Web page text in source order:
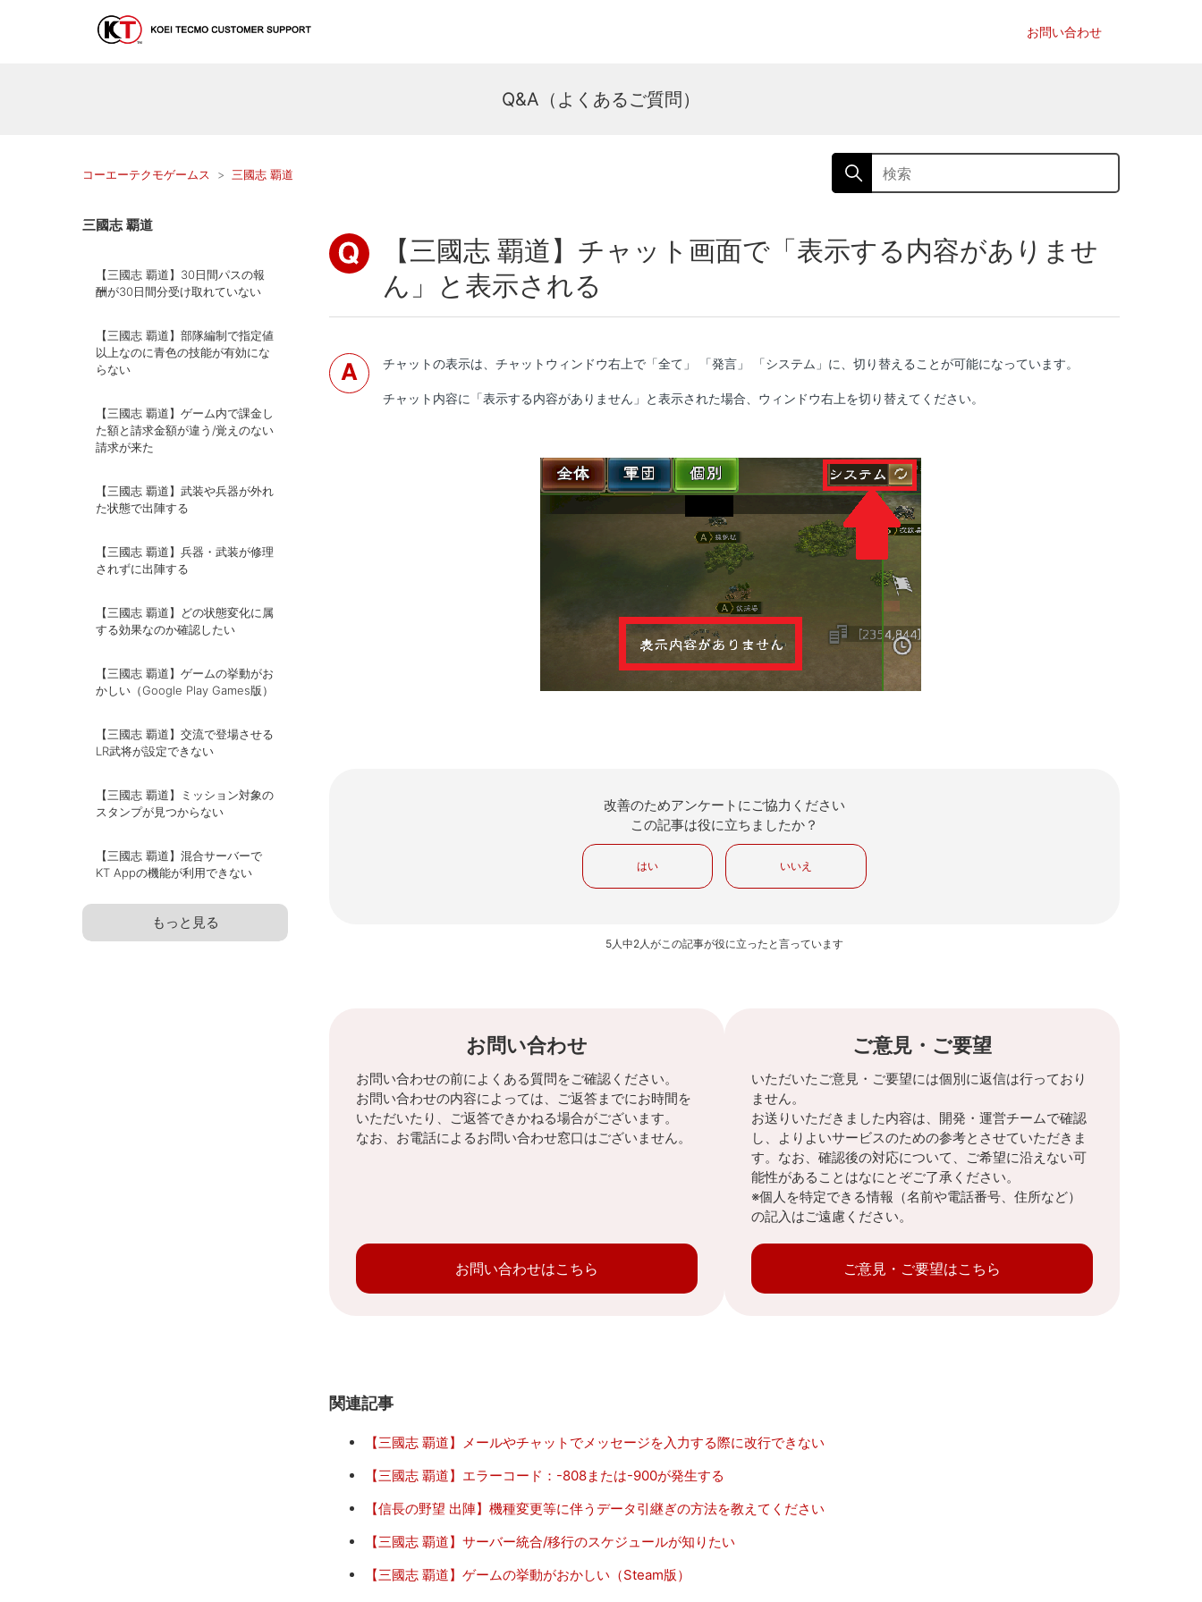
お問い合わせ
Q&A（よくあるご質問）
コーエーテクモゲームス 三國志 覇道
三國志 覇道
【三國志 覇道】30日間パスの報
酬が30日間分受け取れていない
【三國志 覇道】部隊編制で指定値
以上なのに青色の技能が有効にな
らない
【三國志 覇道】ゲーム内で課金し
た額と請求金額が違う/覚えのない
請求が来た
【三國志 覇道】武装や兵器が外れ
た状態で出陣する
【三國志 覇道】兵器・武装が修理
されずに出陣する
【三國志 覇道】どの状態変化に属
する効果なのか確認したい
【三國志 覇道】ゲームの挙動がお
かしい（Google Play Games版）
【三國志 覇道】交流で登場させる
LR武将が設定できない
【三國志 覇道】ミッション対象の
スタンプが見つからない
【三國志 覇道】混合サーバーで
KT Appの機能が利用できない
もっと見る
【三國志 覇道】チャット画面で「表示する内容がありませ
ん」と表示される
チャットの表示は、チャットウィンドウ右上で「全て」 「発言」 「システム」に、切り替えることが可能になっています。
チャット内容に「表示する内容がありません」と表示された場合、ウィンドウ右上を切り替えてください。
改善のためアンケートにご協力ください
この記事は役に立ちましたか？
はい いいえ
5人中2人がこの記事が役に立ったと言っています
お問い合わせ
お問い合わせの前によくある質問をご確認ください。
お問い合わせの内容によっては、ご返答までにお時間を
いただいたり、ご返答できかねる場合がございます。
なお、お電話によるお問い合わせ窓口はございません。
お問い合わせはこちら
ご意見・ご要望
いただいたご意見・ご要望には個別に返信は行っており
ません。
お送りいただきました内容は、開発・運営チームで確認
し、よりよいサービスのための参考とさせていただきま
す。なお、確認後の対応について、ご希望に沿えない可
能性があることはなにとぞご了承ください。
※個人を特定できる情報（名前や電話番号、住所など）
の記入はご遠慮ください。
ご意見・ご要望はこちら
関連記事
【三國志 覇道】メールやチャットでメッセージを入力する際に改行できない
【三國志 覇道】エラーコード：-808または-900が発生する
【信長の野望 出陣】機種変更等に伴うデータ引継ぎの方法を教えてください
【三國志 覇道】サーバー統合/移行のスケジュールが知りたい
【三國志 覇道】ゲームの挙動がおかしい（Steam版）